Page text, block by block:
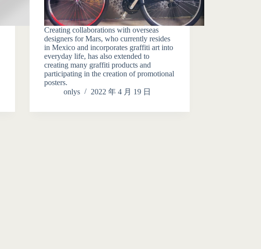
Creating collaborations with overseas
designers for Mars, who currently resides
in Mexico and incorporates graffiti art into
everyday life, has also extended to
creating many graffiti products and
participating in the creation of promotional
posters.
onlys
2022 年 4 月 19 日